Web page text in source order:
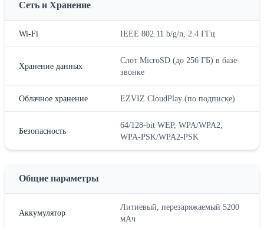
Сеть и Хранение
Wi-Fi IEEE 802.11 b/g/n, 2.4 ГГц
Хранение данных
Слот MicroSD (до 256 ГБ) в базе-
звонке
Облачное хранение EZVIZ CloudPlay (по подписке)
Безопасность
64/128-bit WEP, WPA/WPA2,
WPA-PSK/WPA2-PSK
Общие параметры
Аккумулятор
Литиевый, перезаряжаемый 5200
мАч